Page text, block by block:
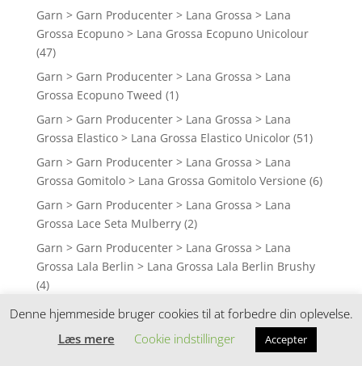
Garn > Garn Producenter > Lana Grossa > Lana
Grossa Ecopuno > Lana Grossa Ecopuno Unicolour
(47)
Garn > Garn Producenter > Lana Grossa > Lana
Grossa Ecopuno Tweed (1)
Garn > Garn Producenter > Lana Grossa > Lana
Grossa Elastico > Lana Grossa Elastico Unicolor (51)
Garn > Garn Producenter > Lana Grossa > Lana
Grossa Gomitolo > Lana Grossa Gomitolo Versione (6)
Garn > Garn Producenter > Lana Grossa > Lana
Grossa Lace Seta Mulberry (2)
Garn > Garn Producenter > Lana Grossa > Lana
Grossa Lala Berlin > Lana Grossa Lala Berlin Brushy
(4)
Garn > Garn Producenter > Lana Grossa > Lana
Grossa Lala Berlin > Lana Grossa Lala Berlin
Harmony (1)
Denne hjemmeside bruger cookies til at forbedre din oplevelse.
Læs mere
Cookie indstillinger Accepter